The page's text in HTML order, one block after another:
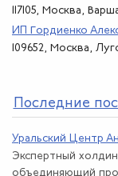
117105, Москва,
ИП Гордиенко
109652, Москва,
Последние
Уральский Центр
Экспертный
объединяющий